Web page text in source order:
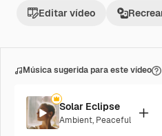
Editar vídeo
Música sugerida para este vídeo
Solar Eclipse
Ambient, Peaceful